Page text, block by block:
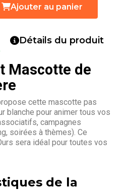
Ajouter au panier
Détails du produit
Mascotte de
cette mascotte pas
blanche pour animer tous vos
campagnes
soirées à thèmes). Ce
sera idéal pour toutes vos
de la